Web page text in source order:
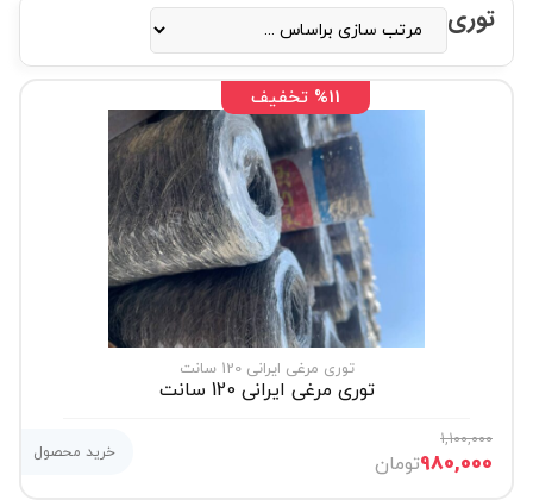
توری
%11 تخفیف
توری مرغی ایرانی 120 سانت
توری مرغی ایرانی 120 سانت
1,100,000
980,000تومان خرید محصول